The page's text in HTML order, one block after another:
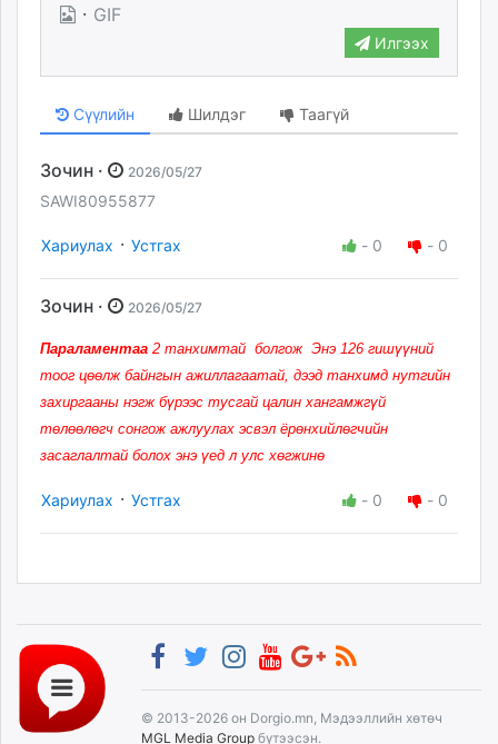
· GIF
Илгээх
Сүүлийн Шилдэг Таагүй
Зочин · 2026/05/27
SAWI80955877
Хариулах · Устгах - 0 - 0
Зочин · 2026/05/27
Параламентаа 2 танхимтай болгож Энэ 126 гишүүний
тоог цөөлж байнгын ажиллагаатай, дээд танхимд нутгийн
захиргааны нэгж бүрээс тусгай цалин хангамжгүй
төлөөлөгч сонгож ажлуулах эсвэл ёрөнхийлөгчийн
засаглалтай болох энэ үед л улс хөгжинө
Хариулах · Устгах - 0 - 0
© 2013-2026 он Dorgio.mn, Мэдээллийн хөтөч
MGL Media Group бүтээсэн.